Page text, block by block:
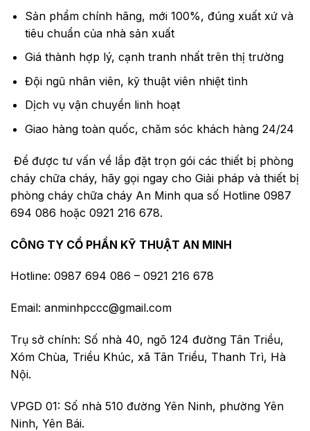
Sản phẩm chính hãng, mới 100%, đúng xuất xứ và
tiêu chuẩn của nhà sản xuất
Giá thành hợp lý, cạnh tranh nhất trên thị trường
Đội ngũ nhân viên, kỹ thuật viên nhiệt tình
Dịch vụ vận chuyển linh hoạt
Giao hàng toàn quốc, chăm sóc khách hàng 24/24
Để được tư vấn về lắp đặt trọn gói các thiết bị phòng
cháy chữa cháy, hãy gọi ngay cho Giải pháp và thiết bị
phòng cháy chữa cháy An Minh qua số Hotline 0987
694 086 hoặc 0921 216 678.
CÔNG TY CỔ PHẦN KỸ THUẬT AN MINH
Hotline: 0987 694 086 – 0921 216 678
Email: anminhpccc@gmail.com
Trụ sở chính: Số nhà 40, ngõ 124 đường Tân Triều,
Xóm Chùa, Triều Khúc, xã Tân Triều, Thanh Trì, Hà
Nội.
VPGD 01: Số nhà 510 đường Yên Ninh, phường Yên
Ninh, Yên Bái.